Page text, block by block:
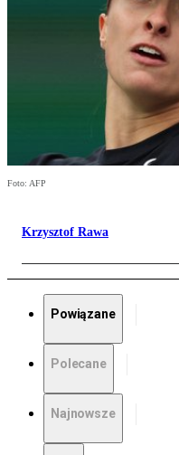
Foto: AFP
Krzysztof Rawa
Powiązane
Polecane
Najnowsze